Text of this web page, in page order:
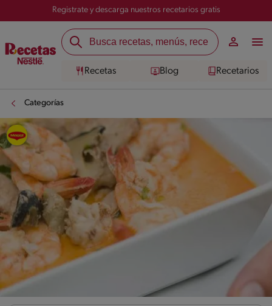
Registrate y descarga nuestros recetarios gratis
Recetas Blog Recetarios
Categorías